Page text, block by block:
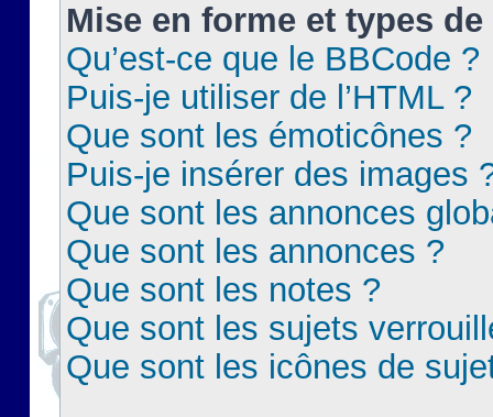
Mise en forme et types
Qu’est-ce que le BBCode ?
Puis-je utiliser de l’HTML ?
Que sont les émoticônes ?
Puis-je insérer des images
Que sont les annonces
Que sont les annonces ?
Que sont les notes ?
Que sont les sujets
Que sont les icônes de